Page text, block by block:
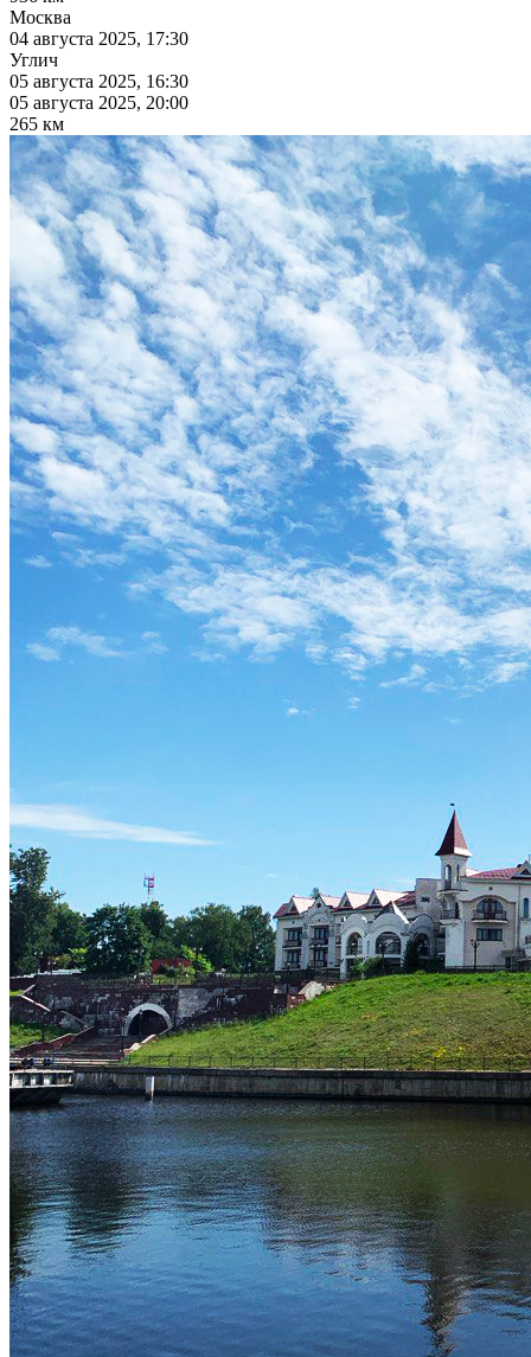
Москва
04 августа 2025, 17:30
Углич
05 августа 2025, 16:30
05 августа 2025, 20:00
265 км